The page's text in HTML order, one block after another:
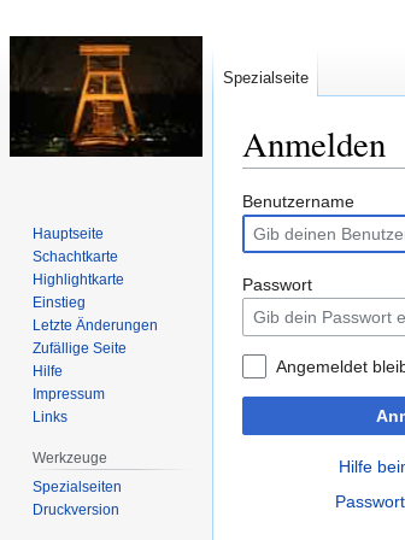
Anmelden
Zur
Navigation
springen
Zur
Suche
springen
Benutzername
Passwort
Angemeldet
Hilfe
Spezialseite
Hauptseite
Schachtkarte
Highlightkarte
Einstieg
Letzte Änderungen
Zufällige Seite
Hilfe
Impressum
Links
Werkzeuge
Spezialseiten
Druckversion